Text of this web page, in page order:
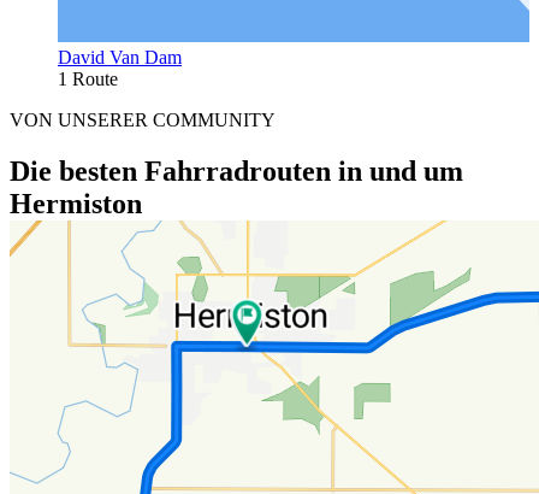
David Van Dam
1 Route
VON UNSERER COMMUNITY
Die besten Fahrradrouten in und um
Hermiston